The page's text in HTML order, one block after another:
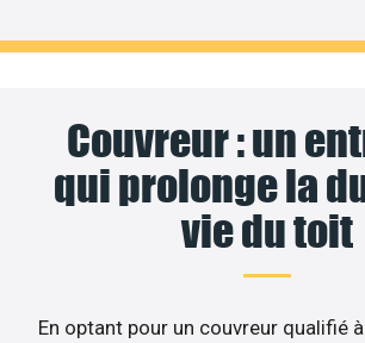
Couvreur : un
qui prolonge la
vie du toit
En optant pour un couvreur qualifié